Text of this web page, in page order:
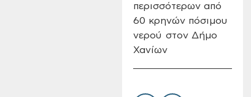
Oριστικοί πίνακες
περισσότερων από
60 κρηνών πόσιμου
νερού στον Δήμο
Χανίων